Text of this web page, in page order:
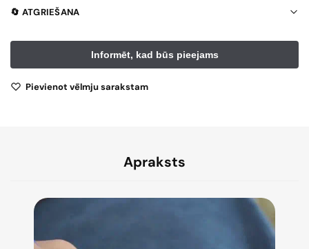
🔄 ATGRIEŠANA
Pievienot vēlmju sarakstam
Apraksts